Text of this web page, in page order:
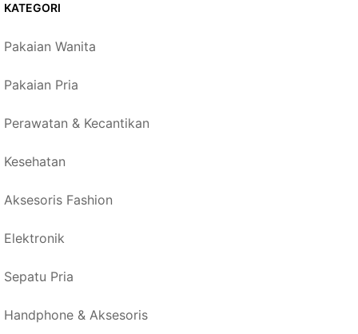
KATEGORI
Pakaian Wanita
Pakaian Pria
Perawatan & Kecantikan
Kesehatan
Aksesoris Fashion
Elektronik
Sepatu Pria
Handphone & Aksesoris